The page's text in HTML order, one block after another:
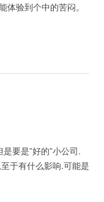
体验到个中的苦闷。
要是”好的”小公司.
于有什么影响.可能是